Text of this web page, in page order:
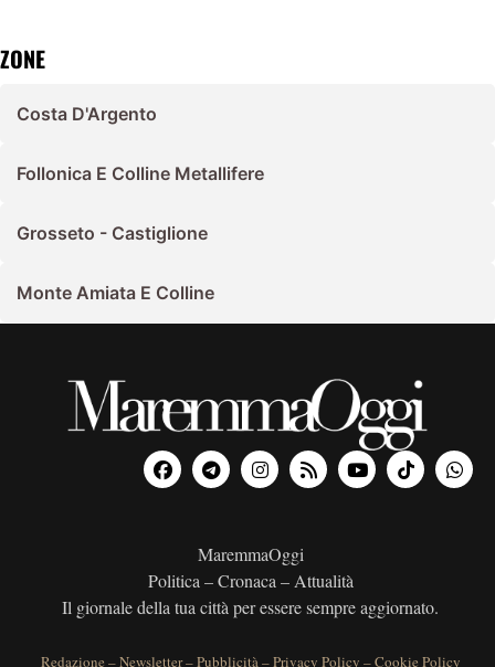
ZONE
Costa D'Argento
Follonica E Colline Metallifere
Grosseto - Castiglione
Monte Amiata E Colline
MaremmaOggi
Politica – Cronaca – Attualità
Il giornale della tua città per essere sempre aggiornato.
Redazione –Newsletter–Pubblicità–Privacy Policy –Cookie Policy